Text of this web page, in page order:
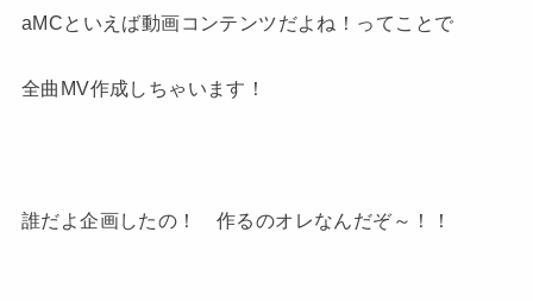
aMCといえば動画コンテンツだよね！ってことで
全曲MV作成しちゃいます！
誰だよ企画したの！ 作るのオレなんだぞ～！！